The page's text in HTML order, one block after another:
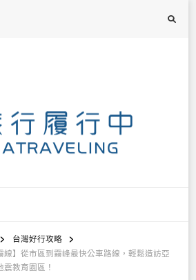
台灣好行攻略
線】從市區到霧峰最快公車路線，輕鬆造訪亞
教育園區！